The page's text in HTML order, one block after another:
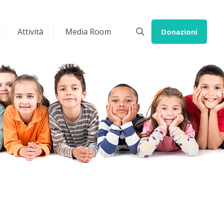
Attività Media Room Donazioni